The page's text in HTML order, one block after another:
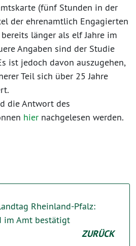
(fünf Stunden in der
der ehrenamtlich Engagierten
länger als elf Jahre im
Angaben sind der Studie
ist jedoch davon auszugehen,
Teil sich über 25 Jahre
die Antwort des
hier nachgelesen werden.
Rheinland-Pfalz:
im Amt bestätigt
ZURÜCK